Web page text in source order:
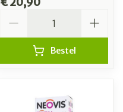
Bestel